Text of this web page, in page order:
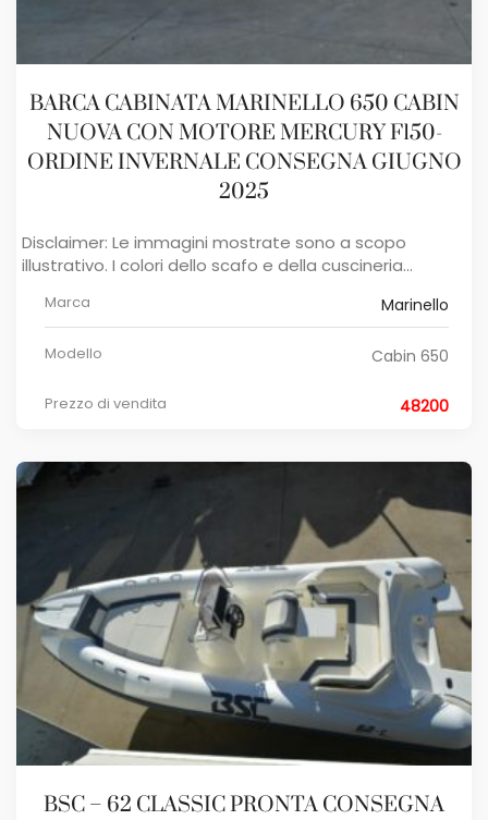
BARCA CABINATA MARINELLO 650 CABIN
NUOVA CON MOTORE MERCURY F150-
ORDINE INVERNALE CONSEGNA GIUGNO
2025
Disclaimer: Le immagini mostrate sono a scopo
illustrativo. I colori dello scafo e della cuscineria...
Marca Marinello
Modello Cabin 650
Prezzo di vendita 48200
BSC – 62 CLASSIC PRONTA CONSEGNA